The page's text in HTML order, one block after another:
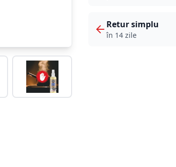
Retur simplu
în 14 zile